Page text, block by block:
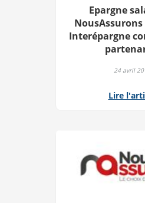
Epargne
Interépargne
24 avril
Lire